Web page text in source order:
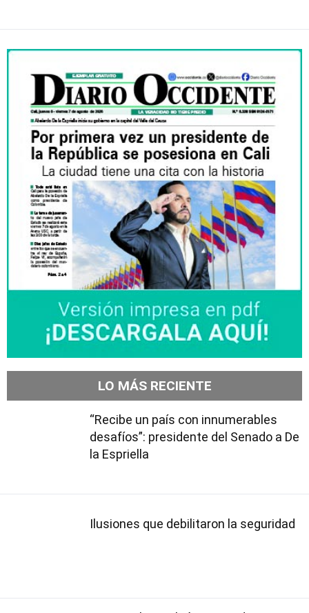
LO MÁS RECIENTE
“Recibe un país con innumerables
desafíos”: presidente del Senado a De
la Espriella
Ilusiones que debilitaron la seguridad